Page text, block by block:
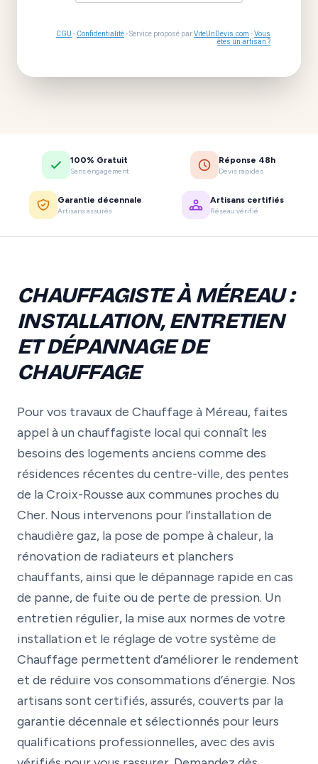
CGU - Confidentialité- Service proposé parViteUnDevis.com -Vous
êtes un artisan ?
100% Gratuit
Sans engagement
Réponse 48h
Devis rapides
Garantie décennale
Artisans assurés
Artisans certifiés
Réseau vérifié
CHAUFFAGISTE À MÉREAU :
INSTALLATION, ENTRETIEN
ET DÉPANNAGE DE
CHAUFFAGE
Pour vos travaux de Chauffage à Méreau, faites
appel à un chauffagiste local qui connaît les
besoins des logements anciens comme des
résidences récentes du centre-ville, des pentes
de la Croix-Rousse aux communes proches du
Cher. Nous intervenons pour l’installation de
chaudière gaz, la pose de pompe à chaleur, la
rénovation de radiateurs et planchers
chauffants, ainsi que le dépannage rapide en cas
de panne, de fuite ou de perte de pression. Un
entretien régulier, la mise aux normes de votre
installation et le réglage de votre système de
Chauffage permettent d’améliorer le rendement
et de réduire vos consommations d’énergie. Nos
artisans sont certifiés, assurés, couverts par la
garantie décennale et sélectionnés pour leurs
qualifications professionnelles, avec des avis